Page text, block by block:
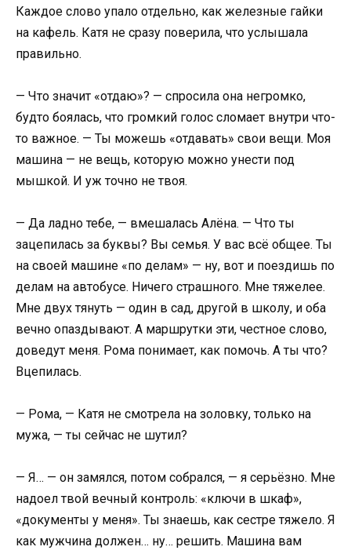
Каждое слово упало отдельно, как железные гайки
на кафель. Катя не сразу поверила, что услышала
правильно.
— Что значит «отдаю»? — спросила она негромко,
будто боялась, что громкий голос сломает внутри что-
то важное. — Ты можешь «отдавать» свои вещи. Моя
машина — не вещь, которую можно унести под
мышкой. И уж точно не твоя.
— Да ладно тебе, — вмешалась Алёна. — Что ты
зацепилась за буквы? Вы семья. У вас всё общее. Ты
на своей машине «по делам» — ну, вот и поездишь по
делам на автобусе. Ничего страшного. Мне тяжелее.
Мне двух тянуть — один в сад, другой в школу, и оба
вечно опаздывают. А маршрутки эти, честное слово,
доведут меня. Рома понимает, как помочь. А ты что?
Вцепилась.
— Рома, — Катя не смотрела на золовку, только на
мужа, — ты сейчас не шутил?
— Я… — он замялся, потом собрался, — я серьёзно. Мне
надоел твой вечный контроль: «ключи в шкаф»,
«документы у меня». Ты знаешь, как сестре тяжело. Я
как мужчина должен… ну… решить. Машина вам